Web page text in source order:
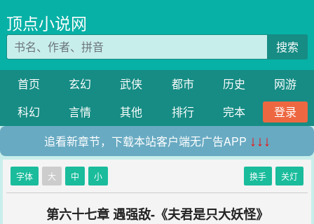
顶点小说网
搜索
首页 玄幻 武侠 都市 历史
网游
科幻
言情 其他 排行 完本
登录
追看新章节，下载本站客户端无广告APP ↓↓↓
字体 大 中 小 换手 关灯
第六十七章 遇强敌-《夫君是只大妖怪》